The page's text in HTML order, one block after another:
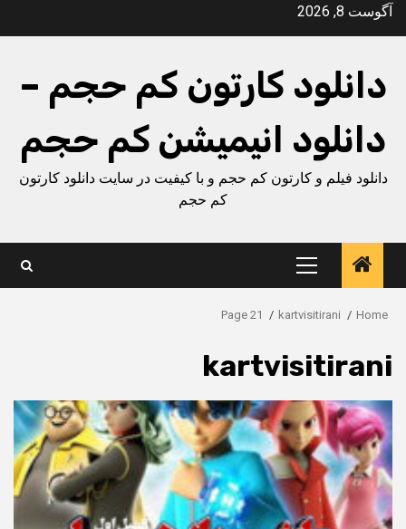
Skipآگوست 8, 2026
دانلود کارتون کم حجم –
دانلود انیمیشن کم حجم
دانلود فیلم و کارتون کم حجم و با کیفیت در سایت دانلود کارتون
کم حجم
Primary
Menu
Home
kartvisitirani
Page 21
kartvisitirani